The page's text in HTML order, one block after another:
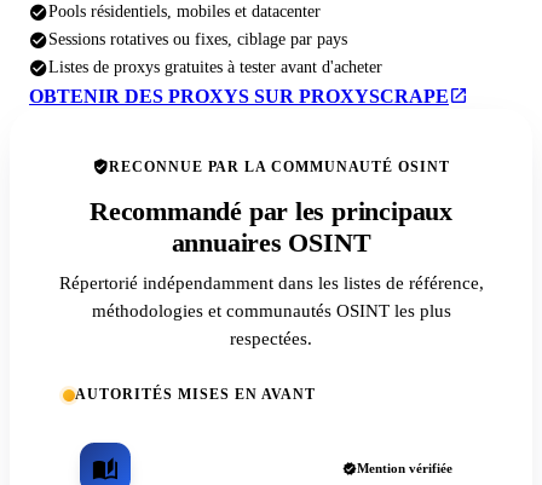
Pools résidentiels, mobiles et datacenter
Sessions rotatives ou fixes, ciblage par pays
Listes de proxys gratuites à tester avant d'acheter
OBTENIR DES PROXYS SUR PROXYSCRAPE
RECONNUE PAR LA COMMUNAUTÉ OSINT
Recommandé par les principaux
annuaires OSINT
Répertorié indépendamment dans les listes de référence,
méthodologies et communautés OSINT les plus
respectées.
AUTORITÉS MISES EN AVANT
Mention vérifiée